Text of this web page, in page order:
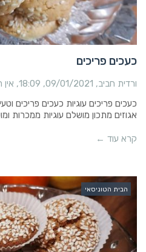
כעכים פריכים
ורדית חביב 09/01/2021
18:09 אין
כעכים פריכים עוגיות כעכים פריכים
אגוזים מתכון מושלם עוגיות ממכרות
קרא עוד ←
הבית הטוניסאי